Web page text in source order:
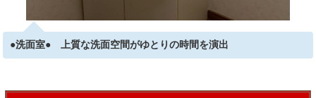
●洗面室● 上質な洗面空間がゆとりの時間を演出